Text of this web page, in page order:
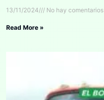
13/11/2024 No hay comentarios
Read More »